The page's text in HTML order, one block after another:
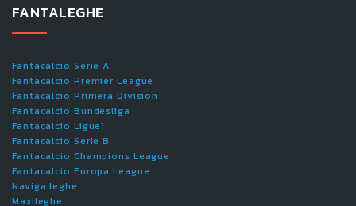
FANTALEGHE
Fantacalcio Serie A
Fantacalcio Premier League
Fantacalcio Primera Division
Fantacalcio Bundesliga
Fantacalcio Ligue1
Fantacalcio Serie B
Fantacalcio Champions League
Fantacalcio Europa League
Naviga leghe
Maxileghe